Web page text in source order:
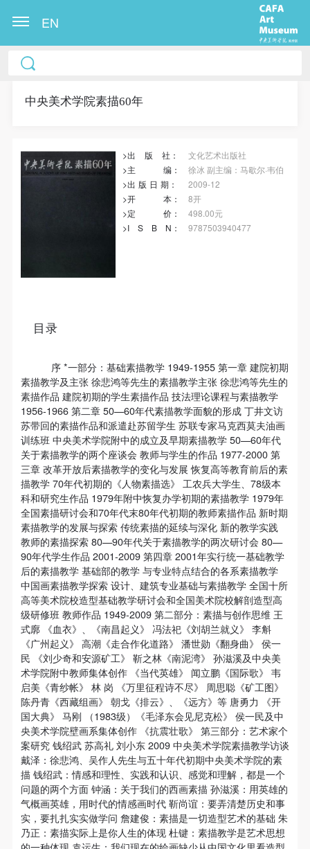
EN
中央美术学院素描60年
>出 版 社：
文化艺术出版社
>主
编：
徐冰 副主编：马歇尔·韦伯
>出 版 日 期 ：
2009-12
>开
本：
8开
>定
价：
498.00元
>I
S B N ： 9787503940477
目录
序 *一部分：基础素描教学 1949-1955 第一章 建院初期
素描教学及主张 徐悲鸿等先生的素描教学主张 徐悲鸿等先生的
素描作品 建院初期的学生素描作品 技法理论课程与素描教学
1956-1966 第二章 50—60年代素描教学面貌的形成 丁井文访
苏带回的素描作品和派遣赴苏留学生 苏联专家马克西莫夫油画
训练班 中央美术学院附中的成立及早期素描教学 50—60年代
关于素描教学的两个座谈会 教师与学生的作品 1977-2000 第
三章 改革开放后素描教学的变化与发展 恢复高等教育前后的素
描教学 70年代初期的《人物素描选》 工农兵大学生、78级本
科和研究生作品 1979年附中恢复办学初期的素描教学 1979年
全国素描研讨会和70年代末80年代初期的教师素描作品 新时期
素描教学的发展与探索 传统素描的延续与深化 新的教学实践
教师的素描探索 80—90年代关于素描教学的两次研讨会 80—
90年代学生作品 2001-2009 第四章 2001年实行统一基础教学
后的素描教学 基础部的教学 与专业特点结合的各系素描教学
中国画素描教学探索 设计、建筑专业基础与素描教学 全国十所
高等美术院校造型基础教学研讨会和全国美术院校解剖造型高
级研修班 教师作品 1949-2009 第二部分：素描与创作思维 王
式廓 《血衣》、《南昌起义》 冯法祀《刘胡兰就义》 李斛
《广州起义》 高潮《走合作化道路》 潘世勋《翻身曲》 侯一
民 《刘少奇和安源矿工》 靳之林《南泥湾》 孙滋溪及中央美
术学院附中教师集体创作 《当代英雄》 闻立鹏《国际歌》 韦
启美《青纱帐》 林 岗 《万里征程诗不尽》 周思聪《矿工图》
陈丹青《西藏组画》 朝戈《排云》、《远方》等 唐勇力 《开
国大典》 马刚 （1983级）《毛泽东会见尼克松》 侯一民及中
央美术学院壁画系集体创作 《抗震壮歌》 第三部分：艺术家个
案研究 钱绍武 苏高礼 刘小东 2009 中央美术学院素描教学访谈
戴泽：徐悲鸿、吴作人先生与五十年代初期中央美术学院的素
描 钱绍武：情感和理性、实践和认识、感觉和理解，都是一个
问题的两个方面 钟涵：关于我们的西画素描 孙滋溪：用英雄的
气概画英雄，用时代的情感画时代 靳尚谊：要弄清楚历史和事
实，要扎扎实实做学问 詹建俊：素描是一切造型艺术的基础 朱
乃正：素描实际上是你人生的体现 杜键：素描教学是艺术思想
冷风起，冬意浓！ 这个冬日的北京刻意显得不那么的
重新洗礼那或许已经麻木的感官。 选择去吴哥，因为
称之美全部完美的融为一体。唯有置身于吴哥王城，
在“高棉微笑”的注视下，去凝望这曾经充满战乱、杀
戮，到现今的和平和安详。仿佛瞬间被抽离出这世间
之外，画面被定格静止了一般，转过身即是微笑。 版
权归作者所有，任何形式转载请联系作者。 关于吴
由来和历史，每一个来到这里的人，多数都会花上个
北京刻意显得不那么的温暖，不禁想逃离这荒凉几
感官。 选择去吴哥，因为太想亲自去感受一下这世界
上最重要的文明古迹，它将中国长城的雄伟、泰姬陵
的细致繁复和金字塔的对称之美全部完美的融为一
体。唯有置身于吴哥王城，在“高棉微笑”的注视下，
去凝望这曾经充满战乱、杀戮，到现今的和平和安
详。仿佛瞬间被抽离出这世间之外，画面被定格静止
了一般，转过身即是微笑。 版权归作者所有，任何形
式转载请联系作者。 关于吴哥，我想大约是我不必多
费口舌去解释每一处寺院的由来和历史，每一个来到
这里的人，多数都会花上个三五日去感受吴哥雄伟壮
观的寺院建筑群。 这里捡几个重要而美的分享。 冷
风起，冬意浓！ 这个冬日的北京刻意显得不那么的温
暖，不禁想逃离这荒凉几日，寻一处刺眼的阳光，重
新洗礼那或许已经麻木的感官。 选择去吴哥，因为太
想亲自去感受一下这世界上最重要的文明古迹，它将
中国长城的雄伟、泰姬陵的细致繁复和金字塔的对称
之美全部完美的融为一体。唯有置身于吴哥王城，
在“高棉微笑”的注视下，去凝望这曾经充满战乱、杀
戮，到现今的和平和安详。仿佛瞬间被抽离出这世间
之外，画面被定格静止了一般，转过身即是微笑。 版
权归作者所有，任何形式转载请联系作者。 关于吴
哥，我想大约是我不必多费口舌去解释每一处寺院的
由来和历史，每一个来到这里的人，多数都会花上个
三五日去感受吴哥雄伟壮观的寺院建筑群。 这里捡几
个重要而美的分享。 冷风起，冬意浓！ 这个冬日的
快捷登录 帐号密码登录
手机号码
发送验证码
手机号码将作为您的登录账号
验证码
登录
可使用雅昌艺术网会员账户登录